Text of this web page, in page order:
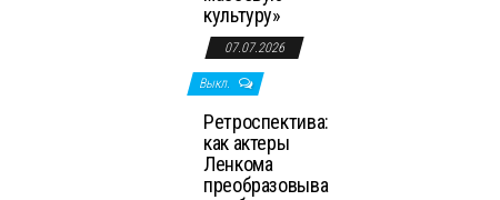
культуру»
07.07.2026
Выкл.
Ретроспектива:
как актеры
Ленкома
преобразовыва